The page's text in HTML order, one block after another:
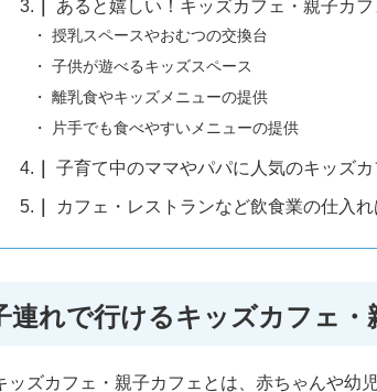
3. あると嬉しい！キッズカフェ・親子カ
授乳スペースやおむつの交換台
子供が遊べるキッズスペース
離乳食やキッズメニューの提供
片手でも食べやすいメニューの提供
4. 子育て中のママやパパに人気のキッズ
5. カフェ・レストランなど飲食業の仕入
連れで行けるキッズカフェ・
ッズカフェ・親子カフェとは、赤ちゃんや幼